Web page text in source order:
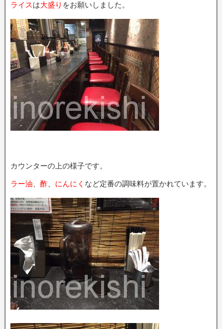
ライスは大盛り をお願いしました。
カウンターの上の様子です。
ラー油 酢 にんにく など定番の調味料が置かれています。